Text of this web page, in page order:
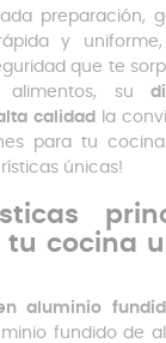
preparación,
y
que te
su
calidad
la
para tu
únicas!
tu cocina
aluminio
fundido de